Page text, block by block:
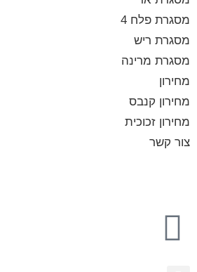
מסגרת פלח 4
מסגרת ריש
מסגרת מרינה
מחירון
מחירון קנבס
מחירון זכוכית
צור קשר